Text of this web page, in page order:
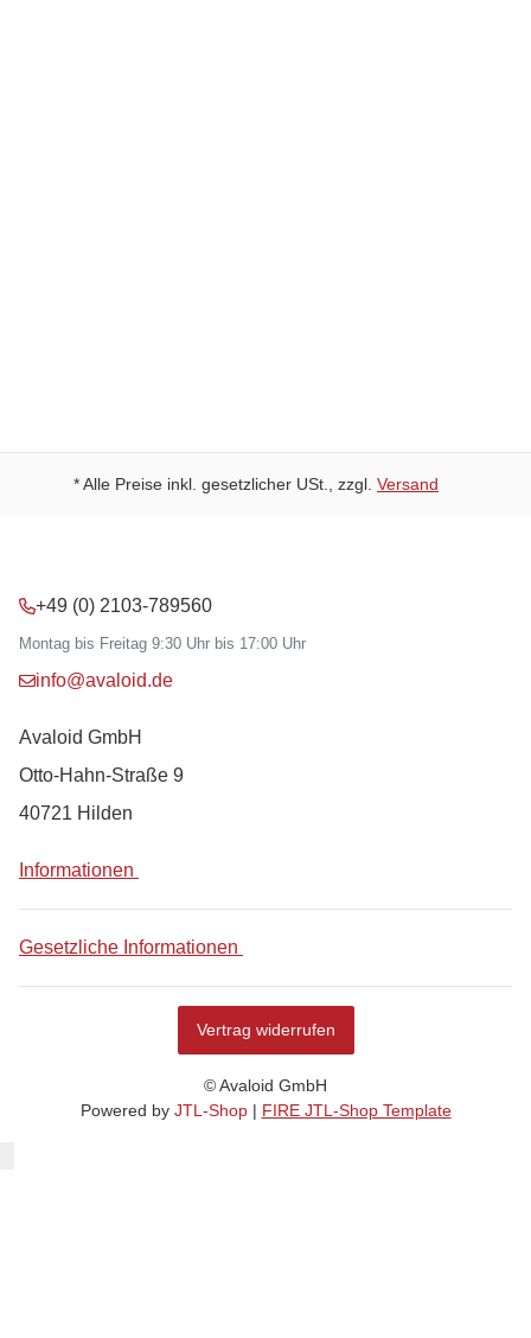
* Alle Preise inkl. gesetzlicher USt., zzgl. Versand
+49 (0) 2103-789560
Montag bis Freitag 9:30 Uhr bis 17:00 Uhr
info@avaloid.de
Avaloid GmbH
Otto-Hahn-Straße 9
40721 Hilden
Informationen
Gesetzliche Informationen
Vertrag widerrufen
© Avaloid GmbH
Powered by JTL-Shop | FIRE JTL-Shop Template